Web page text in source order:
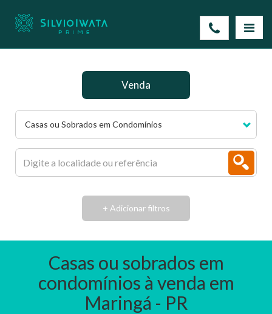
Casas ou Sobrados em Condomínios
Venda
+ Adicionar filtros
Casas ou sobrados em
condomínios à venda em
Maringá - PR